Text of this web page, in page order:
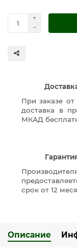
При заказе от
доставка в
МКАД
срок от 12
Описание